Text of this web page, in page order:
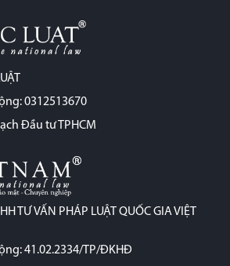
0312513670
Đầu tư TPHCM
TƯ VẤN PHÁP LUẬT QUỐC GIA VIỆT
41.02.2334/TP/ĐKHĐ